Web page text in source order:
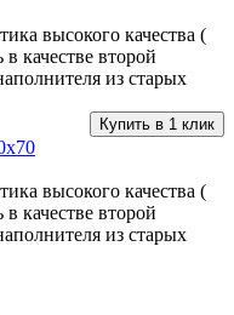
высокого качества (
качестве второй
из старых
Купить в 1 клик
высокого качества (
качестве второй
из старых